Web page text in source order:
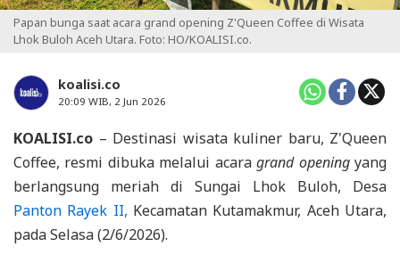
Papan bunga saat acara grand opening Z'Queen Coffee di Wisata
Lhok Buloh Aceh Utara. Foto: HO/KOALISI.co.
koalisi.co
20:09 WIB, 2 Jun 2026
KOALISI.co – Destinasi wisata kuliner baru, Z'Queen
Coffee, resmi dibuka melalui acaragrand openingyang
berlangsung meriah di Sungai Lhok Buloh, Desa
Panton Rayek II, Kecamatan Kutamakmur, Aceh Utara,
pada Selasa (2/6/2026).